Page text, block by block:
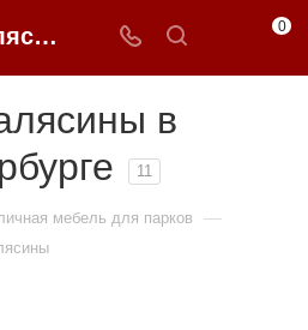
Чугунные балясины в Санкт-Петербурге купить по доступным ценам с доставкой от 0ФФЕР.ру 0
в
11
мебель для парков —